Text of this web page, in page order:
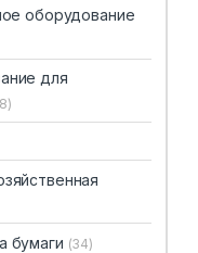
оборудование
для
бумаги (34)